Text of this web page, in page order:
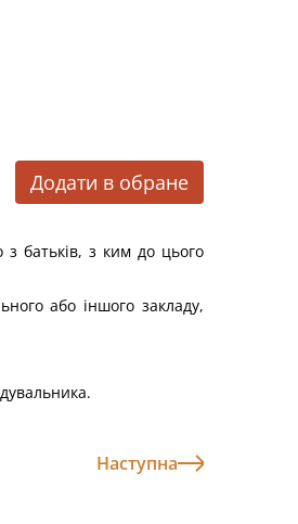
Додати в обране
батьків, з ким до цього
або іншого закладу,
Наступна